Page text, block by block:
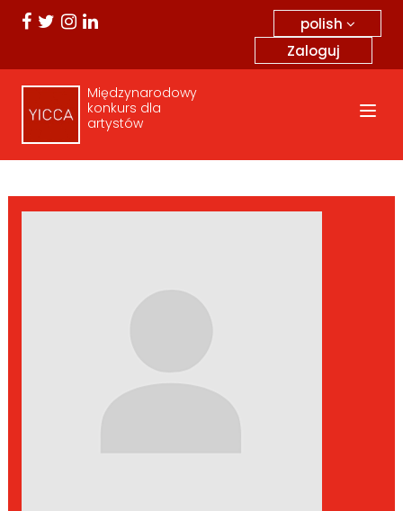
polish
Zaloguj
Międzynarodowy
konkurs dla
artystów